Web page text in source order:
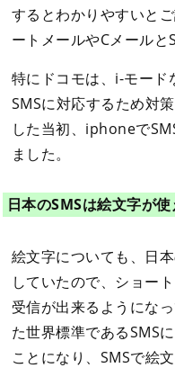
するとわかりやすいと
ートメールやCメールと
特にドコモは、i-モード
SMSに対応するため対
した当初、iphoneで
ました。
日本のSMSは絵文字が使
絵文字についても、日
していたので、ショー
受信が出来るようにな
た世界標準であるSMS
ことになり、SMSで絵